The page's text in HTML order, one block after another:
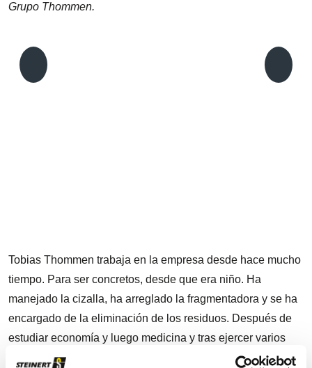
Grupo Thommen.
Tobias Thommen trabaja en la empresa desde hace mucho
tiempo. Para ser concretos, desde que era niño. Ha
manejado la cizalla, ha arreglado la fragmentadora y se ha
encargado de la eliminación de los residuos. Después de
estudiar economía y luego medicina y tras ejercer varios
años como médico y profesor de yoga, ahora, a sus 58